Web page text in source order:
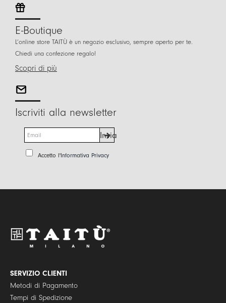
E-Boutique
L’online store TAITÙ è un negozio esclusivo, sempre aperto per te.
Chiedi una confezione regalo!
Scopri di più
Iscriviti alla newsletter
m
a
P
o
y
*
Accetto l'Informativa Privacy
Invia
SERVIZIO CLIENTI
Metodi di Pagamento
Tempi di Spedizione